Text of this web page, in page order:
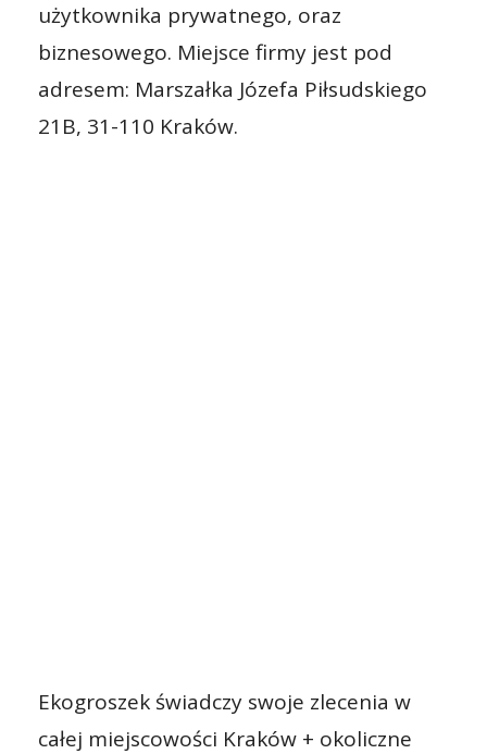
użytkownika prywatnego, oraz
biznesowego. Miejsce firmy jest pod
adresem: Marszałka Józefa Piłsudskiego
21B, 31-110 Kraków.
Ekogroszek świadczy swoje zlecenia w
całej miejscowości Kraków + okoliczne